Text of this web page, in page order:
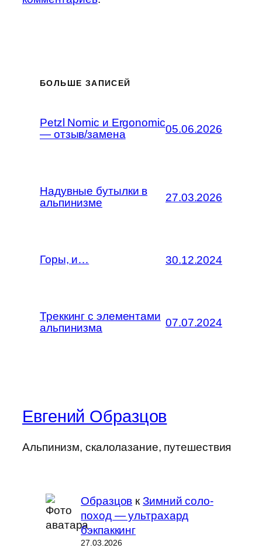
БОЛЬШЕ ЗАПИСЕЙ
Petzl Nomic и Ergonomic
— отзыв/замена
05.06.2026
Надувные бутылки в
альпинизме
27.03.2026
Горы, и… 30.12.2024
Треккинг с элементами
альпинизма
07.07.2024
Евгений Образцов
Альпинизм, скалолазание, путешествия
Образцов кЗимний соло-
поход — ультрахард
бэкпаккинг
27.03.2026